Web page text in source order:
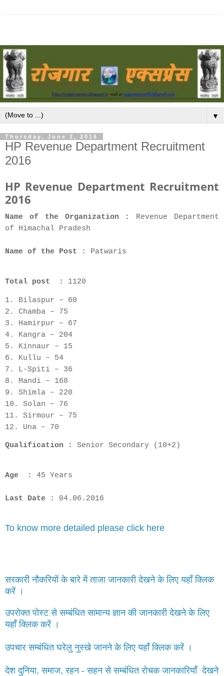
▼
Thursday, June 2, 2016
HP Revenue Department Recruitment
2016
HP Revenue Department Recruitment
2016
Name of the Organization :
Revenue Department
of Himachal Pradesh
Name of the Post : Patwaris
Total post : 1120
1. Bilaspur – 60
2. Chamba – 75
3. Hamirpur – 67
4. Kangra – 204
5. Kinnaur – 15
6. Kullu – 54
7. L-Spiti – 36
8. Mandi – 168
9. Shimla – 220
10. Solan – 76
11. Sirmour – 75
12. Una – 70
Qualification : Senior Secondary (10+2)
Age : 45 Years
Last Date : 04.06.2016
To know more detailed please click here
सरकारी नौकरियों के बारे में ताजा जानकारी देखने के लिए यहाँ क्लिक
करें ।
उपरोक्त पोस्ट से सम्बंधित सामान्य ज्ञान की जानकारी देखने के लिए
यहाँ क्लिक करें ।
उपचार सम्बंधित घरेलु नुस्खे जानने के लिए यहाँ क्लिक करें ।
देश दुनिया, समाज, रहन - सहन से सम्बंधित रोचक जानकारियाँ देखने